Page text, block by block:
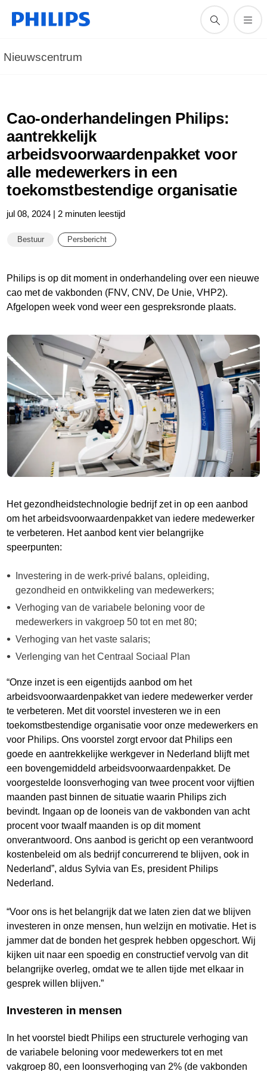
Nieuwscentrum
Cao-onderhandelingen Philips:
aantrekkelijk
arbeidsvoorwaardenpakket voor
alle medewerkers in een
toekomstbestendige organisatie
jul 08, 2024 | 2 minuten leestijd
Bestuur Persbericht
Philips is op dit moment in onderhandeling over een nieuwe
cao met de vakbonden (FNV, CNV, De Unie, VHP2).
Afgelopen week vond weer een gespreksronde plaats.
Het gezondheidstechnologie bedrijf zet in op een aanbod
om het arbeidsvoorwaardenpakket van iedere medewerker
te verbeteren. Het aanbod kent vier belangrijke
speerpunten:
Investering in de werk-privé balans, opleiding,
gezondheid en ontwikkeling van medewerkers;
Verhoging van de variabele beloning voor de
medewerkers in vakgroep 50 tot en met 80;
Verhoging van het vaste salaris;
Verlenging van het Centraal Sociaal Plan
“Onze inzet is een eigentijds aanbod om het
arbeidsvoorwaardenpakket van iedere medewerker verder
te verbeteren. Met dit voorstel investeren we in een
toekomstbestendige organisatie voor onze medewerkers en
voor Philips. Ons voorstel zorgt ervoor dat Philips een
goede en aantrekkelijke werkgever in Nederland blijft met
een bovengemiddeld arbeidsvoorwaardenpakket. De
voorgestelde loonsverhoging van twee procent voor vijftien
maanden past binnen de situatie waarin Philips zich
bevindt. Ingaan op de looneis van de vakbonden van acht
procent voor twaalf maanden is op dit moment
onverantwoord. Ons aanbod is gericht op een verantwoord
kostenbeleid om als bedrijf concurrerend te blijven, ook in
Nederland”, aldus Sylvia van Es, president Philips
Nederland.
“Voor ons is het belangrijk dat we laten zien dat we blijven
investeren in onze mensen, hun welzijn en motivatie. Het is
jammer dat de bonden het gesprek hebben opgeschort. Wij
kijken uit naar een spoedig en constructief vervolg van dit
belangrijke overleg, omdat we te allen tijde met elkaar in
gesprek willen blijven.”
Investeren in mensen
In het voorstel biedt Philips een structurele verhoging van
de variabele beloning voor medewerkers tot en met
vakgroep 80, een loonsverhoging van 2% (de vakbonden